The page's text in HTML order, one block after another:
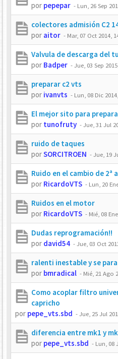
por pepepar - Lun, 26 Sep
colectores admisión C2
por aitor - Mar, 07 Oct 2014,
Valvula de descarga del
por Badper -Jue, 03 Sep
preparar c2 vts
por ivanvts - Lun, 08 Dic
El mejor sito para
por tunofruty -Jue, 31 Jul
ruido de taques
porSORCITROEN -Jue, 19
Ruido en el cambio de 2ª
por RicardoVTS - Lun, 20
Ruidos en el motor
por RicardoVTS - Mié, 08
Dudas reprogramación!!
por david54 -Jue, 03 Oct
ralenti inestable y se para
por bmradical - Mié, 21 Ago
Como acoplar filtro
capricho
por pepe_vts.sbd -Jue, 25 Jul
diferencia entre mk1 y
por pepe_vts.sbd - Lun, 08